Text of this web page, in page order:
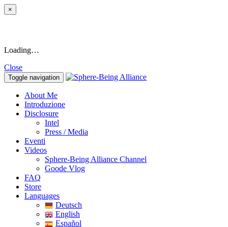
×
Loading…
Close
Toggle navigation
About Me
Introduzione
Disclosure
Intel
Press / Media
Eventi
Videos
Sphere-Being Alliance Channel
Goode Vlog
FAQ
Store
Languages
Deutsch
English
Español